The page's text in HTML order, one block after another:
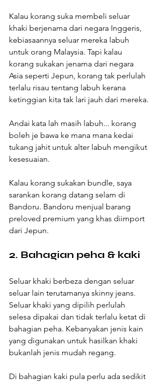
Kalau korang suka membeli seluar
khaki berjenama dari negara Inggeris,
kebiasaannya seluar mereka labuh
untuk orang Malaysia. Tapi kalau
korang sukakan jenama dari negara
Asia seperti Jepun, korang tak perlulah
terlalu risau tentang labuh kerana
ketinggian kita tak lari jauh dari mereka.
Andai kata lah masih labuh... korang
boleh je bawa ke mana mana kedai
tukang jahit untuk alter labuh mengikut
kesesuaian.
Kalau korang sukakan bundle, saya
sarankan korang datang selam di
Bandoru. Bandoru menjual barang
preloved premium yang khas diimport
dari Jepun.
2. Bahagian peha & kaki
Seluar khaki berbeza dengan seluar
seluar lain terutamanya skinny jeans.
Seluar khaki yang dipilih perlulah
selesa dipakai dan tidak terlalu ketat di
bahagian peha. Kebanyakan jenis kain
yang digunakan untuk hasilkan khaki
bukanlah jenis mudah regang.
Di bahagian kaki pula perlu ada sedikit